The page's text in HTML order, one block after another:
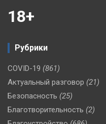
18+
Рубрики
COVID-19 (861)
Актуальный разговор (21)
Безопасность (25)
Благотворительность (2)